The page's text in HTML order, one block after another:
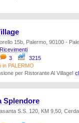
15b, Palermo, 90100 -
Ricevimenti
3
3215
in PALERMO
per Ristorante Al Village!
Splendore
S.S. 120, KM 9,50,